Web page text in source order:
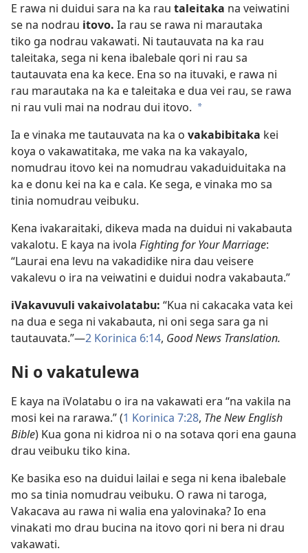
E rawa ni duidui sara na ka rau taleitaka na veiwatini
se na nodrau itovo. Ia rau se rawa ni marautaka
tiko ga nodrau vakawati. Ni tautauvata na ka rau
taleitaka, sega ni kena ibalebale qori ni rau sa
tautauvata ena ka kece. Ena so na ituvaki, e rawa ni
rau marautaka na ka e taleitaka e dua vei rau, se rawa
ni rau vuli mai na nodrau dui itovo. a
Ia e vinaka me tautauvata na ka o vakabibitaka kei
koya o vakawatitaka, me vaka na ka vakayalo,
nomudrau itovo kei na nomudrau vakaduiduitaka na
ka e donu kei na ka e cala. Ke sega, e vinaka mo sa
tinia nomudrau veibuku.
Kena ivakaraitaki, dikeva mada na duidui ni vakabauta
vakalotu. E kaya na ivola Fighting for Your Marriage:
“Laurai ena levu na vakadidike nira dau veisere
vakalevu o ira na veiwatini e duidui nodra vakabauta.”
iVakavuvuli vakaivolatabu: “Kua ni cakacaka vata kei
na dua e sega ni vakabauta, ni oni sega sara ga ni
tautauvata.”—2 Korinica 6:14, Good News Translation.
Ni o vakatulewa
E kaya na iVolatabu o ira na vakawati era “na vakila na
mosi kei na rarawa.” (1 Korinica 7:28, The New English
Bible) Kua gona ni kidroa ni o na sotava qori ena gauna
drau veibuku tiko kina.
Ke basika eso na duidui lailai e sega ni kena ibalebale
mo sa tinia nomudrau veibuku. O rawa ni taroga,
Vakacava au rawa ni walia ena yalovinaka? Io ena
vinakati mo drau bucina na itovo qori ni bera ni drau
vakawati.